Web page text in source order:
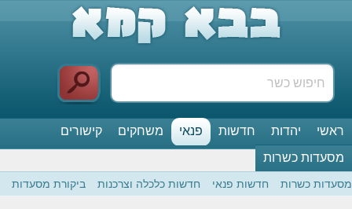
ראשי יהדות חדשות פנאי משחקים
קישורים
מסעדות כשרות
מסעדות כשרות חדשות פנאי חדשות כלכלה וצרכנות ביקורת מסעדות